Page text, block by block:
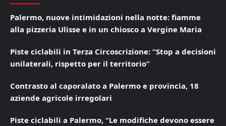
Palermo, nuove intimidazioni nella notte: fiamme
alla pizzeria Ulisse e in un chiosco a Vergine Maria
Piste ciclabili in Terza Circoscrizione: “Stop a decisioni
unilaterali, rispetto per il territorio”
Contrasto al caporalato a Palermo e provincia, 18
aziende agricole irregolari
Piste ciclabili a Palermo, “Le modifiche devono essere